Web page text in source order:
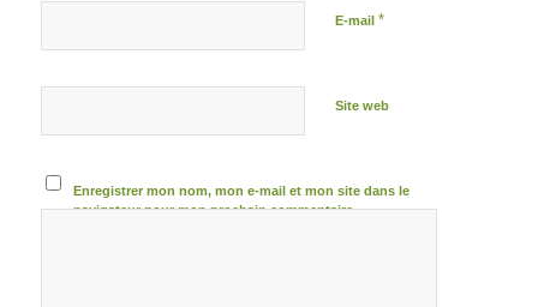
E-mail *
Site web
Enregistrer mon nom, mon e-mail et mon site dans le
navigateur pour mon prochain commentaire.